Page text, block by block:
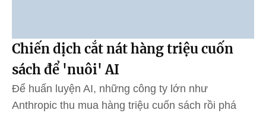
Chiến dịch cắt nát hàng triệu cuốn
sách để 'nuôi' AI
Để huấn luyện AI, những công ty lớn như
Anthropic thu mua hàng triệu cuốn sách rồi phá